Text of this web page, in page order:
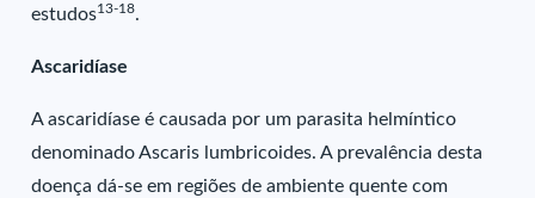
estudos13-18.
Ascaridíase
A ascaridíase é causada por um parasita helmíntico
denominado Ascaris lumbricoides. A prevalência desta
doença dá-se em regiões de ambiente quente com